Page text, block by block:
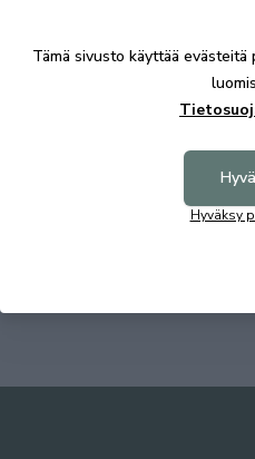
Stina komero 150 valkoinen/
Tämä sivusto käyttää evästeitä
Hyväksy